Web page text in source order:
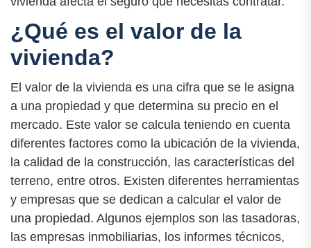
¿Qué es el valor de la
vivienda?
El valor de la vivienda es una cifra que se le asigna
a una propiedad y que determina su precio en el
mercado. Este valor se calcula teniendo en cuenta
diferentes factores como la ubicación de la vivienda,
la calidad de la construcción, las características del
terreno, entre otros. Existen diferentes herramientas
y empresas que se dedican a calcular el valor de
una propiedad. Algunos ejemplos son las tasadoras,
las empresas inmobiliarias, los informes técnicos,